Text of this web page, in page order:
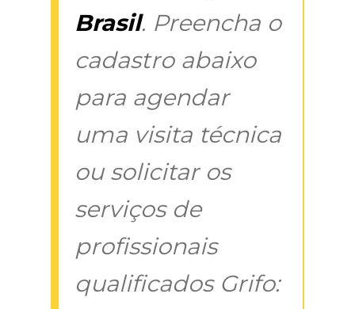
Brasil. Preencha o
cadastro abaixo
para agendar
uma visita técnica
ou solicitar os
serviços de
profissionais
qualificados Grifo: